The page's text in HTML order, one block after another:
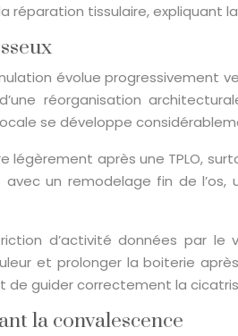
tissulaire, expliquant
évolue progressivement
réorganisation
se développe
après une TPLO,
un remodelage fin de
d’activité données par
et prolonger la boiterie
guider correctement la
la convalescence